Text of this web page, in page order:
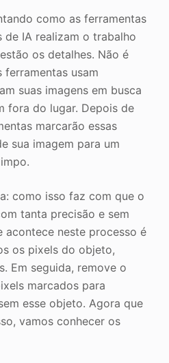
como as ferramentas
IA realizam o trabalho
os detalhes. Não é
usam
suas imagens em busca
fora do lugar. Depois de
marcarão essas
sua imagem para um
como isso faz com que o
tanta precisão e sem
acontece neste processo é
os pixels do objeto,
Em seguida, remove o
marcados para
esse objeto. Agora que
vamos conhecer os